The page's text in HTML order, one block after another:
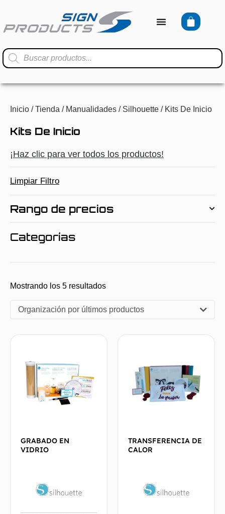
Inicio /Tienda / Manualidades / Silhouette / Kits De Inicio
Kits De Inicio
¡Haz clic para ver todos los productos!
Limpiar Filtro
Rango de precios
Categorías
Mostrando los 5 resultados
Organización por últimos productos
GRABADO EN
VIDRIO
TRANSFERENCIA DE
CALOR